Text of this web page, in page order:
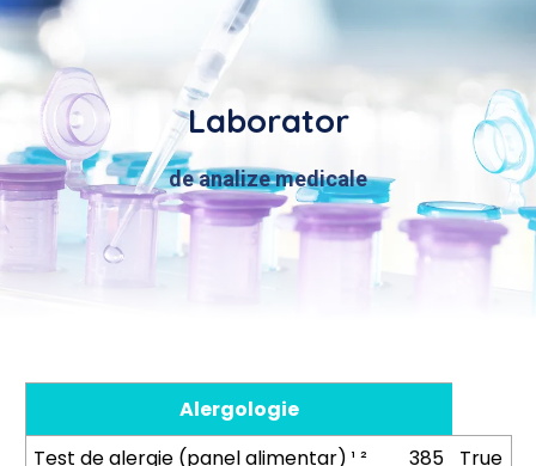
Laborator
de analize medicale